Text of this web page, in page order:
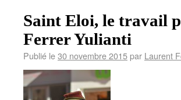
Saint Eloi, le travail
Ferrer Yulianti
Publié le30 novembre 2015par Laurent